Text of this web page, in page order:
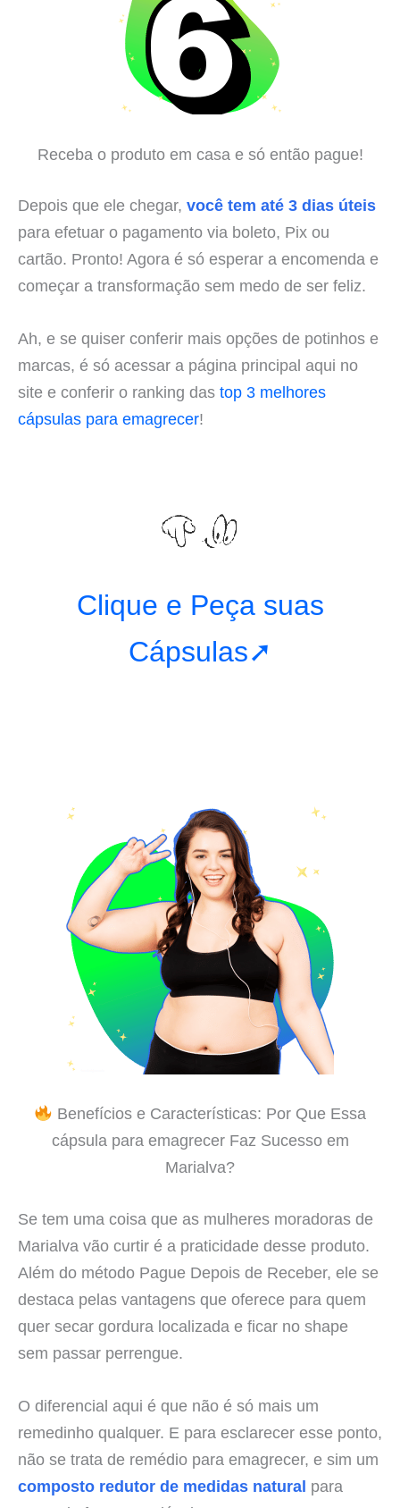
Receba o produto em casa e só então pague!
Depois que ele chegar, você tem até 3 dias úteis
para efetuar o pagamento via boleto, Pix ou
cartão. Pronto! Agora é só esperar a encomenda e
começar a transformação sem medo de ser feliz.
Ah, e se quiser conferir mais opções de potinhos e
marcas, é só acessar a página principal aqui no
site e conferir o ranking das top 3 melhores
cápsulas para emagrecer!
Clique e Peça suas
Cápsulas➚
Benefícios e Características: Por Que Essa
cápsula para emagrecer Faz Sucesso em
Marialva?
Se tem uma coisa que as mulheres moradoras de
Marialva vão curtir é a praticidade desse produto.
Além do método Pague Depois de Receber, ele se
destaca pelas vantagens que oferece para quem
quer secar gordura localizada e ficar no shape
sem passar perrengue.
O diferencial aqui é que não é só mais um
remedinho qualquer. E para esclarecer esse ponto,
não se trata de remédio para emagrecer, e sim um
composto redutor de medidas natural para